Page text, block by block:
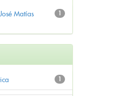
1
Matías
1